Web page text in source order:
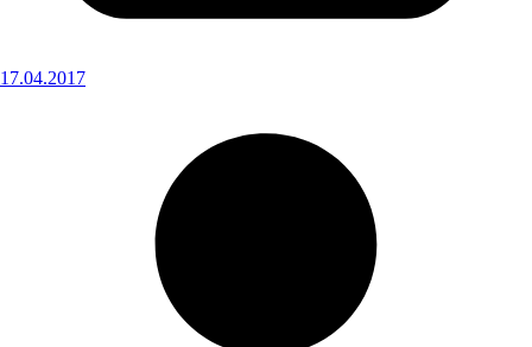
17.04.2017